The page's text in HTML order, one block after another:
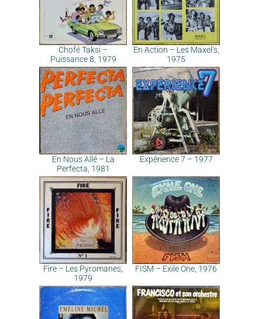
Chofé Taksi –
Puissance 8, 1979
En Action – Les Maxel’s,
1975
En Nous Allé – La
Perfecta, 1981
Expérience 7 – 1977
Fire – Les Pyromanes,
1979
FISM – Exile One, 1976